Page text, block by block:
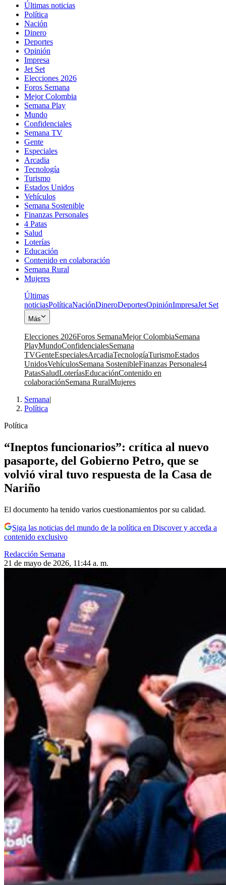
Últimas noticias
Política
Nación
Dinero
Deportes
Opinión
Impresa
Jet Set
Elecciones 2026
Foros Semana
Mejor Colombia
Semana Play
Mundo
Confidenciales
Semana TV
Gente
Especiales
Arcadia
Tecnología
Turismo
Estados Unidos
Vehículos
Semana Sostenible
Finanzas Personales
4 Patas
Salud
Loterías
Educación
Contenido en colaboración
Semana Rural
Mujeres
Últimas
noticiasPolíticaNaciónDineroDeportesOpiniónImpresaJet Set
Más
Elecciones 2026Foros SemanaMejor ColombiaSemana
PlayMundoConfidencialesSemana
TVGenteEspecialesArcadiaTecnologíaTurismoEstados
UnidosVehículosSemana SostenibleFinanzas Personales4
PatasSaludLoteríasEducaciónContenido en
colaboraciónSemana RuralMujeres
Semana|
Política
Política
“Ineptos funcionarios”: crítica al nuevo
pasaporte, del Gobierno Petro, que se
volvió viral tuvo respuesta de la Casa de
Nariño
El documento ha tenido varios cuestionamientos por su calidad.
Siga las noticias del mundo de la política en Discover y acceda a
contenido exclusivo
Redacción Semana
21 de mayo de 2026, 11:44 a. m.